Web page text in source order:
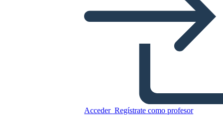
Acceder Regístrate como profesor